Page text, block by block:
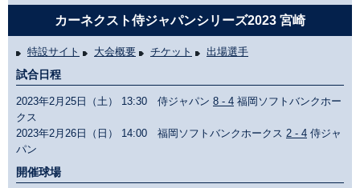
カーネクスト侍ジャパンシリーズ2023 宮崎
特設サイト 大会概要 チケット 出場選手
試合日程
2023年2月25日（土） 13:30 侍ジャパン 8 - 4 福岡ソフトバンクホー
クス
2023年2月26日（日） 14:00 福岡ソフトバンクホークス 2 - 4 侍ジャ
パン
開催球場